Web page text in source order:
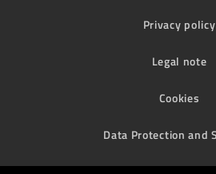
Privacy policy
Legal note
Cookies
Data Protection and